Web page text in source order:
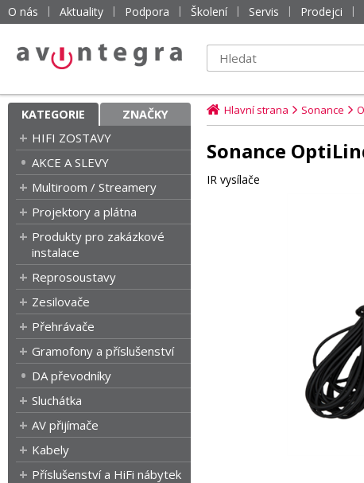
O nás Aktuality Podpora Školení Servis Prodejci
KATEGORIE ZNAČKY
HIFI ZOSTAVY
AKCE A SLEVY
Multiroom / Streamery
Projektory a plátna
Produkty pro zakázkové
instalace
Reprosoustavy
Zesilovače
Přehrávače
Gramofony a příslušenství
DA převodníky
Sluchátka
AV přijímače
Kabely
Příslušenství a HiFi nábytek
Hlavní strana Sonance
Sonance
IR vysílače